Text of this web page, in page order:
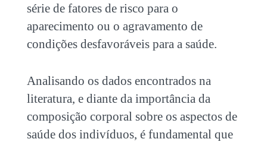
série de fatores de risco para o
aparecimento ou o agravamento de
condições desfavoráveis para a saúde.
Analisando os dados encontrados na
literatura, e diante da importância da
composição corporal sobre os aspectos de
saúde dos indivíduos, é fundamental que